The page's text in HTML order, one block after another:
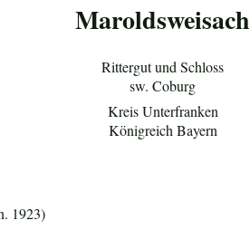
Maroldsweisach
Rittergut und Schloss
sw. Coburg
Kreis Unterfranken
Königreich Bayern
1923)